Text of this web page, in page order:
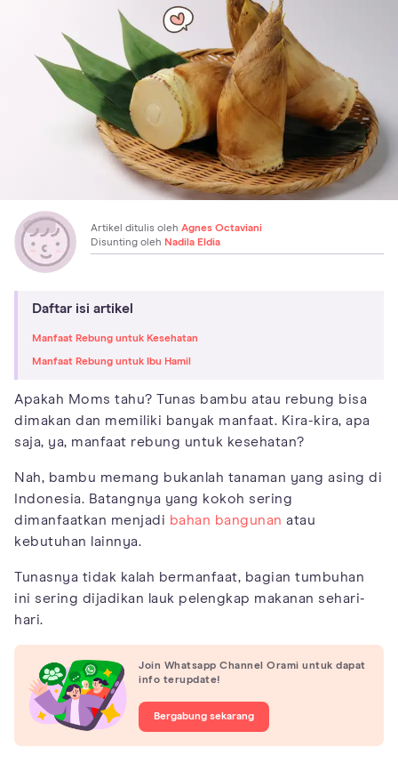
Artikel ditulis oleh Agnes Octaviani
Disunting oleh Nadila Eldia
Daftar isi artikel
Manfaat Rebung untuk Kesehatan
Manfaat Rebung untuk Ibu Hamil
Apakah Moms tahu? Tunas bambu atau rebung bisa
dimakan dan memiliki banyak manfaat. Kira-kira, apa
saja, ya, manfaat rebung untuk kesehatan?
Nah, bambu memang bukanlah tanaman yang asing di
Indonesia. Batangnya yang kokoh sering
dimanfaatkan menjadi bahan bangunan atau
kebutuhan lainnya.
Tunasnya tidak kalah bermanfaat, bagian tumbuhan
ini sering dijadikan lauk pelengkap makanan sehari-
hari.
Join Whatsapp Channel Orami untuk dapat
info terupdate!
Bergabung sekarang